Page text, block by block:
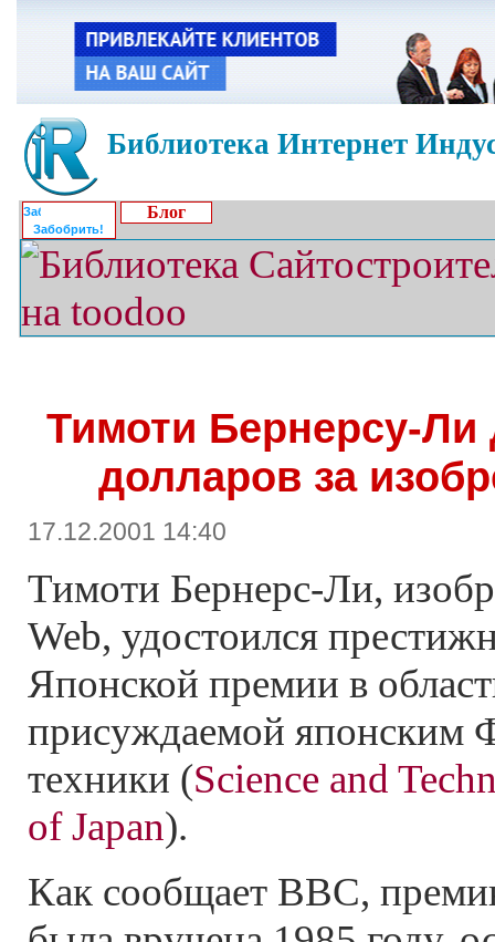
Библиотека Интернет
Забобрить!
Блог
Тимоти Бернерсу-Ли
долларов за
17.12.2001 14:40
Тимоти Бернерс-Ли,
Web, удостоился
Японской премии в
присуждаемой японским
техники (Science and
of Japan).
Как сообщает BBC,